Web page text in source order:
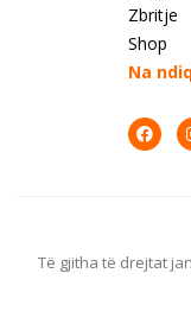
Zbritje
Shop
Na
Të gjitha të drejtat